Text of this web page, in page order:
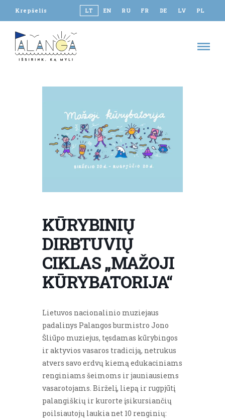
Krepšelis LT EN RU FR DE LV PL
KŪRYBINIŲ
DIRBTUVIŲ
CIKLAS „MAŽOJI
KŪRYBATORIJA“
Lietuvos nacionalinio muziejaus
padalinys Palangos burmistro Jono
Šliūpo muziejus, tęsdamas kūrybingos
ir aktyvios vasaros tradiciją, netrukus
atvers savo erdvų kiemą edukaciniams
renginiams šeimoms ir jauniausiems
vasarotojams. Birželį, liepą ir rugpjūtį
palangiškių ir kurorte įsikursiančių
poilsiautojų laukia net 10 renginių: